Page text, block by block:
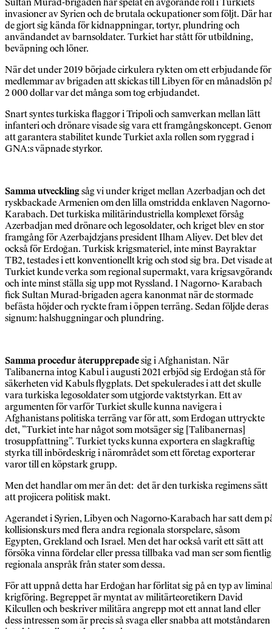
Sultan Murad-brigaden har spelat en avgörande roll i Turkiets
invasioner av Syrien och de brutala ockupationer som följt. Där har
de gjort sig kända för kidnappningar, tortyr, plundring och
användandet av barnsoldater. Turkiet har stått för utbildning,
beväpning och löner.
När det under 2019 började cirkulera rykten om ett erbjudande för
medlemmar av brigaden att skickas till Libyen för en månadslön
2 000 dollar var det många som tog erbjudandet.
Snart syntes turkiska flaggor i Tripoli och samverkan mellan lätt
infanteri och drönare visade sig vara ett framgångskoncept.
att garantera stabilitet kunde Turkiet axla rollen som ryggrad i
GNA:s väpnade styrkor.
Samma utvecklingsåg vi under kriget mellan Azerbadjan och det
ryskbackade Armenien om den lilla omstridda enklaven Nagorno-
Karabach. Det turkiska militärindustriella komplexet försåg
Azerbadjan med drönare och legosoldater, och kriget blev en stor
framgång för Azerbajdzjans president Ilham Aliyev. Det blev det
också för Erdoğan. Turkisk krigsmateriel, inte minst Bayraktar
TB2, testades i ett konventionellt krig och stod sig bra. Det visade
Turkiet kunde verka som regional supermakt, vara
och inte minst ställa sig upp mot Ryssland. I Nagorno- Karabach
fick Sultan Murad-brigaden agera kanonmat när de stormade
befästa höjder och ryckte fram i öppen terräng. Sedan följde deras
signum: halshuggningar och plundring.
Samma procedur återupprepadesig i Afghanistan. När
Talibanerna intog Kabul i augusti 2021 erbjöd sig Erdoğan stå för
säkerheten vid Kabuls flygplats. Det spekulerades i att det skulle
vara turkiska legosoldater som utgjorde vaktstyrkan. Ett av
argumenten för varför Turkiet skulle kunna navigera i
Afghanistans politiska terräng var för att, som Erdogan uttryckte
det, ”Turkiet inte har något som motsäger sig [Talibanernas]
trosuppfattning”. Turkiet tycks kunna exportera en slagkraftig
styrka till inbördeskrig i närområdet som ett företag exporterar
varor till en köpstark grupp.
Men det handlar om mer än det: det är den turkiska regimens sätt
att projicera politisk makt.
Agerandet i Syrien, Libyen och Nagorno-Karabach har satt dem
kollisionskurs med flera andra regionala storspelare, såsom
Egypten, Grekland och Israel. Men det har också varit ett sätt att
försöka vinna fördelar eller pressa tillbaka vad man ser som
regionala anspråk från stater som dessa.
För att uppnå detta har Erdoğan har förlitat sig på en typ av
krigföring. Begreppet är myntat av militärteoretikern David
Kilcullen och beskriver militära angrepp mot ett annat land eller
dess intressen som är precis så svaga eller snabba att motståndaren